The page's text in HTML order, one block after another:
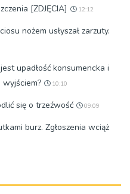
[ZDJĘCIA]
12:12
nożem usłyszał zarzuty.
upadłość konsumencka i
wyjściem?
10:10
się o trzeźwość 09:09
burz. Zgłoszenia wciąż